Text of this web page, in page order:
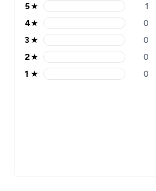
5 stars rating 1 reviews
5★ 1
4 stars rating 0 reviews
4★ 0
3 stars rating 0 reviews
3 ★ 0
2 stars rating 0 reviews
2★ 0
1 stars rating 0 reviews
1 ★ 0